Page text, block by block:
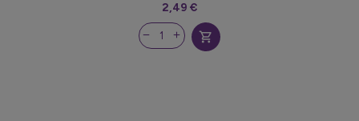
2,49 €
shopping_cart